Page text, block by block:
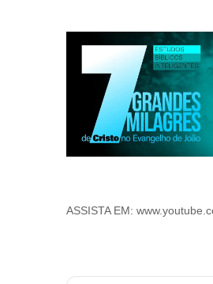
ASSISTA EM: